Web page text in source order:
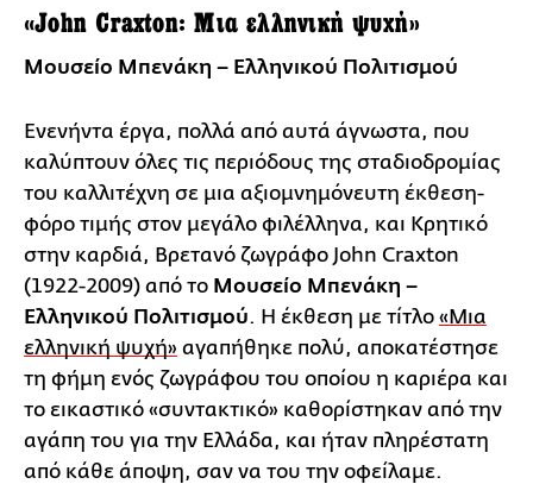
«John Craxton: Μια ελληνική ψυχή»
Μουσείο Μπενάκη – Ελληνικού Πολιτισμού
Ενενήντα έργα, πολλά από αυτά άγνωστα, που
καλύπτουν όλες τις περιόδους της σταδιοδρομίας
του καλλιτέχνη σε μια αξιομνημόνευτη έκθεση-
φόρο τιμής στον μεγάλο φιλέλληνα, και Κρητικό
στην καρδιά, Βρετανό ζωγράφο John Craxton
(1922-2009) από το Μουσείο Μπενάκη –
Ελληνικού Πολιτισμού. Η έκθεση με τίτλο «Μια
ελληνική ψυχή» αγαπήθηκε πολύ, αποκατέστησε
τη φήμη ενός ζωγράφου του οποίου η καριέρα και
το εικαστικό «συντακτικό» καθορίστηκαν από την
αγάπη του για την Ελλάδα, και ήταν πληρέστατη
από κάθε άποψη, σαν να του την οφείλαμε.